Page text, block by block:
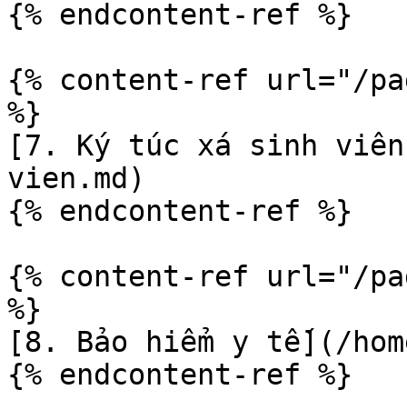
{% endcontent-ref %}
{% content-ref url="/
%}
[7. Ký túc xá sinh
vien.md)
{% endcontent-ref %}
{% content-ref url="/
%}
[8. Bảo hiểm y tế](/
{% endcontent-ref %}